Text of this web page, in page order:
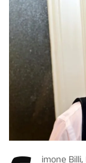
imone